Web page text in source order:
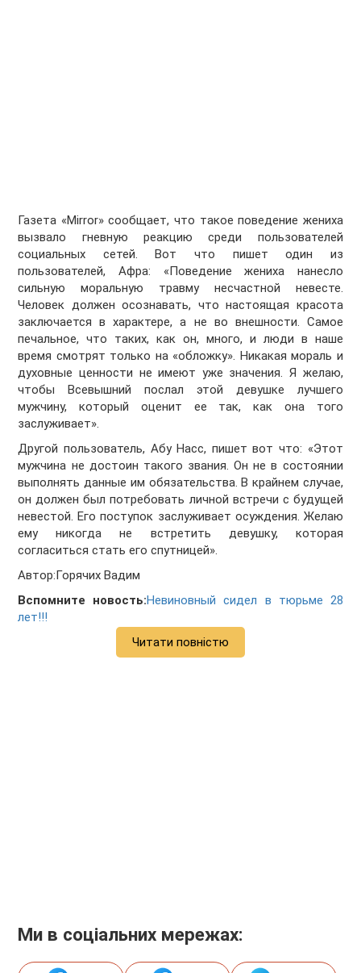
Газета «Mirror» сообщает, что такое поведение жениха
вызвало гневную реакцию среди пользователей
социальных сетей. Вот что пишет один из
пользователей, Афра: «Поведение жениха нанесло
сильную моральную травму несчастной невесте.
Человек должен осознавать, что настоящая красота
заключается в характере, а не во внешности. Самое
печальное, что таких, как он, много, и люди в наше
время смотрят только на «обложку». Никакая мораль и
духовные ценности не имеют уже значения. Я желаю,
чтобы Всевышний послал этой девушке лучшего
мужчину, который оценит ее так, как она того
заслуживает».
Другой пользователь, Абу Насс, пишет вот что: «Этот
мужчина не достоин такого звания. Он не в состоянии
выполнять данные им обязательства. В крайнем случае,
он должен был потребовать личной встречи с будущей
невестой. Его поступок заслуживает осуждения. Желаю
ему никогда не встретить девушку, которая
согласиться стать его спутницей».
Автор:Горячих Вадим
Вспомните новость:Невиновный сидел в тюрьме 28
лет!!!
Читати повністю
Ми в соціальних мережах: